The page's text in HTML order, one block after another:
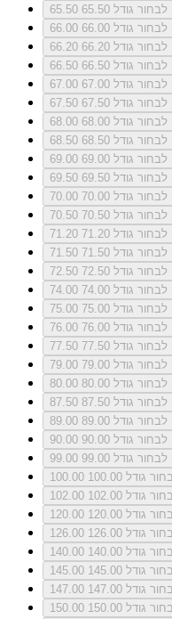
65.50
גודל 65.50
66.00
גודל 66.00
66.20
גודל 66.20
66.50
גודל 66.50
67.00
גודל 67.00
67.50
גודל 67.50
68.00
גודל 68.00
68.50
גודל 68.50
69.00
גודל 69.00
69.50
גודל 69.50
70.00
גודל 70.00
70.50
גודל 70.50
71.20
גודל 71.20
71.50
גודל 71.50
72.50
גודל 72.50
74.00
גודל 74.00
75.00
גודל 75.00
76.00
גודל 76.00
77.50
גודל 77.50
79.00
גודל 79.00
80.00
גודל 80.00
87.50
גודל 87.50
89.00
גודל 89.00
90.00
גודל 90.00
99.00
גודל 99.00
100.00
גודל 100.00
102.00
גודל 102.00
120.00
גודל 120.00
126.00
גודל 126.00
140.00
גודל 140.00
145.00
גודל 145.00
147.00
גודל 147.00
150.00
גודל 150.00